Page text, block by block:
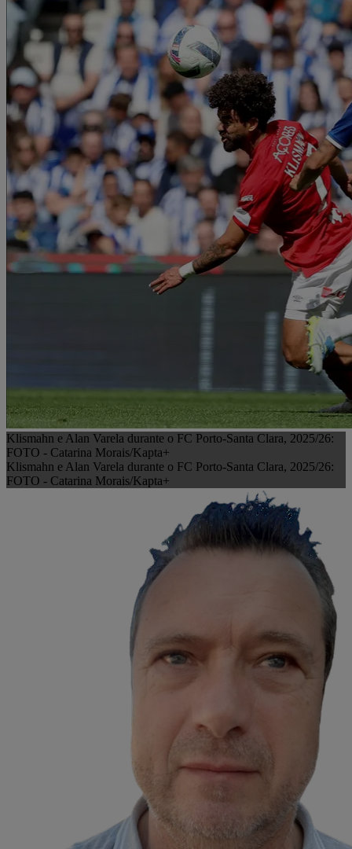
Klismahn e Alan Varela durante o FC Porto-Santa Clara, 2025/26:
FOTO - Catarina Morais/Kapta+
Klismahn e Alan Varela durante o FC Porto-Santa Clara, 2025/26:
FOTO - Catarina Morais/Kapta+